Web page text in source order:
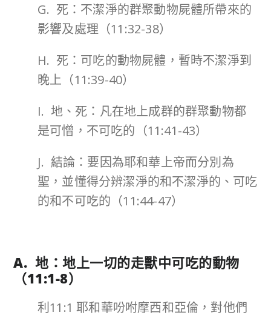
G. 死：不潔淨的群聚動物屍體所帶來的
影響及處理（11:32-38）
H. 死：可吃的動物屍體，暫時不潔淨到
晚上（11:39-40）
I. 地、死：凡在地上成群的群聚動物都
是可憎，不可吃的（11:41-43）
J. 結論：要因為耶和華上帝而分別為
聖，並懂得分辨潔淨的和不潔淨的、可吃
的和不可吃的（11:44-47）
A. 地：地上一切的走獸中可吃的動物
（11:1-8）
利11:1 耶和華吩咐摩西和亞倫，對他們